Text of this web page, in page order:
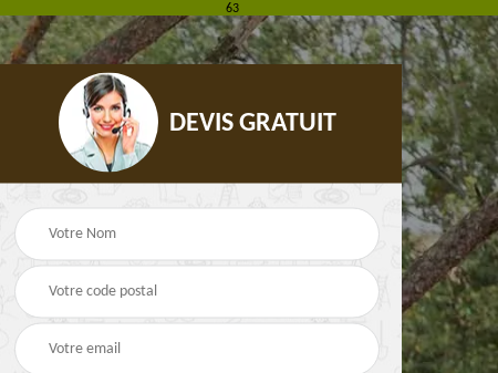
63
Pose de gazon en
rouleau 63
Paysagiste 63
DEVIS GRATUIT